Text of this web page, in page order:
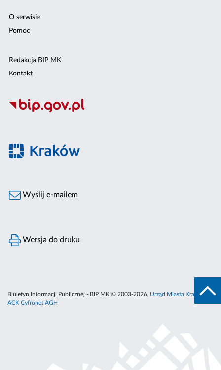
O serwisie
Pomoc
Redakcja BIP MK
Kontakt
Wyślij e-mailem
Wersja do druku
Biuletyn Informacji Publicznej - BIP MK © 2003-2026, Urząd Miasta Krakowa
ACK Cyfronet AGH